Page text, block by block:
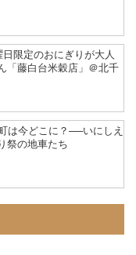
日限定のおにぎりが大人
「藤白台米穀店」＠北千
は今どこに？──いにしえ
祭の地車たち